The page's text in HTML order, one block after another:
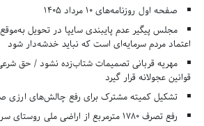
صفحه اول روزنامه‌های 10 مرداد 1405
مجلس پیگیر عدم پایبندی سایپا در تحویل
اعتماد مردم سرمایه‌ای است که نباید خدشه‌دار شود
مهریه قربانی تصمیمات شتاب‌زده نشود / حق شرعی
قوانین عجولانه قرار گیرد
تشکیل کمیته مشترک برای رفع چالش‌های ارزی
رفع تصرف ۱۷۸۰ مترمربع از اراضی ملی روستای سرودار کرج